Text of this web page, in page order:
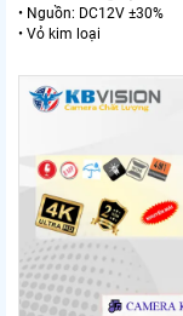
• Nguồn: DC12V ±30%
• Vỏ kim loại